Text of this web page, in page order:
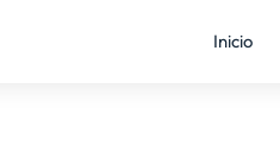
Inicio